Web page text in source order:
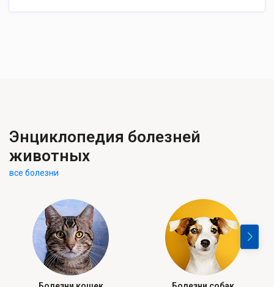
Энциклопедия болезней
животных
все болезни